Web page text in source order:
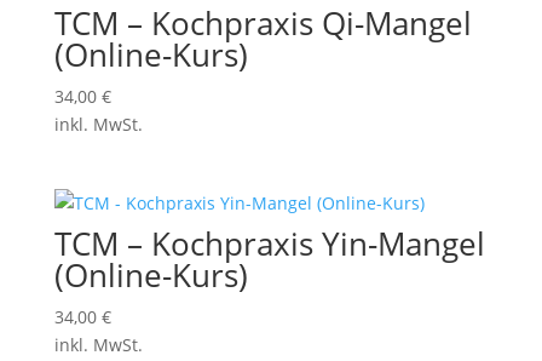
TCM – Kochpraxis Qi-Mangel
(Online-Kurs)
34,00 €
inkl. MwSt.
TCM – Kochpraxis Yin-Mangel
(Online-Kurs)
34,00 €
inkl. MwSt.